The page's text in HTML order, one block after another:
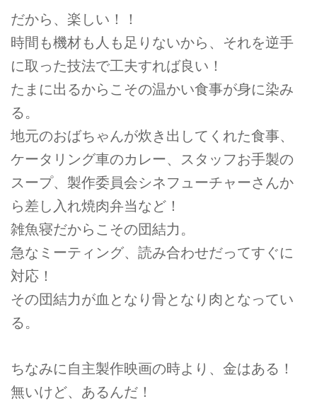
だから、楽しい！！
時間も機材も人も足りないから、それを逆手
に取った技法で工夫すれば良い！
たまに出るからこその温かい食事が身に染み
る。
地元のおばちゃんが炊き出してくれた食事、
ケータリング車のカレー、スタッフお手製の
スープ、製作委員会シネフューチャーさんか
ら差し入れ焼肉弁当など！
雑魚寝だからこその団結力。
急なミーティング、読み合わせだってすぐに
対応！
その団結力が血となり骨となり肉となってい
る。
ちなみに自主製作映画の時より、金はある！
無いけど、あるんだ！